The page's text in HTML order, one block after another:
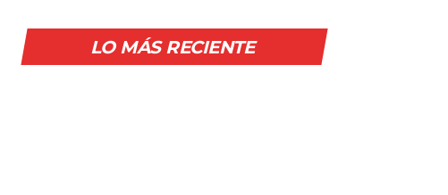
LO MÁS RECIENTE